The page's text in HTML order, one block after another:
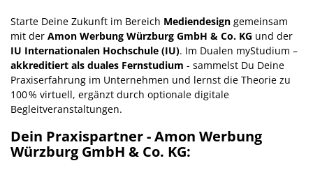
Starte Deine Zukunft im Bereich Mediendesign gemeinsam
mit der Amon Werbung Würzburg GmbH & Co. KG und der
IU Internationalen Hochschule (IU). Im Dualen myStudium –
akkreditiert als duales Fernstudium - sammelst Du Deine
Praxiserfahrung im Unternehmen und lernst die Theorie zu
100 % virtuell, ergänzt durch optionale digitale
Begleitveranstaltungen.
Dein Praxispartner - Amon Werbung
Würzburg GmbH & Co. KG: